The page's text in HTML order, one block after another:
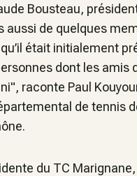
Bousteau,
aussi de quelques
était initialement
dont les amis
raconte Paul
de tennis
du TC